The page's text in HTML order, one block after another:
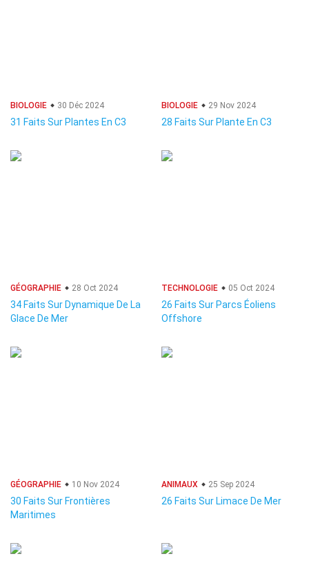
BIOLOGIE 30 Déc 2024
31 Faits Sur Plantes En C3
BIOLOGIE 29 Nov 2024
28 Faits Sur Plante En C3
GÉOGRAPHIE 28 Oct 2024
34 Faits Sur Dynamique De La
Glace De Mer
TECHNOLOGIE 05 Oct 2024
26 Faits Sur Parcs Éoliens
Offshore
GÉOGRAPHIE 10 Nov 2024
30 Faits Sur Frontières
Maritimes
ANIMAUX 25 Sep 2024
26 Faits Sur Limace De Mer